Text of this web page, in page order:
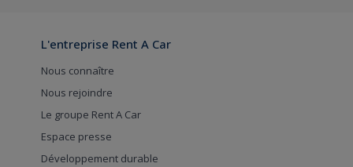
L'entreprise Rent A Car
Nous connaître
Nous rejoindre
Le groupe Rent A Car
Espace presse
Développement durable